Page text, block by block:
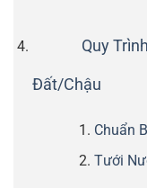
Quy
Đất/Chậu
Chuẩn
Tưới